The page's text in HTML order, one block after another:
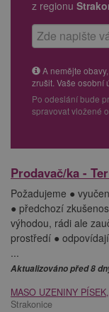
z regionu
A nemějte
zrušit. Vaše osobní
Po odeslání bude
spravovat vložené
Prodavač/ka -
Požadujeme ●
● předchozí
výhodou, rádi ale
prostředí ●
...
Aktualizováno před 8
MASO UZENINY
Strakonice